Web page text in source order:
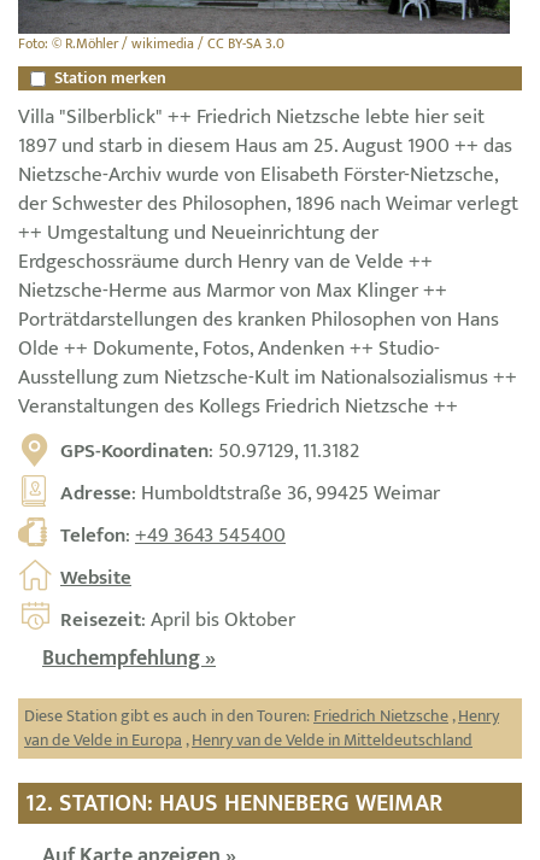
Foto: © R.Möhler / wikimedia / CC BY-SA 3.0
Station merken
Villa "Silberblick" ++ Friedrich Nietzsche lebte hier seit
1897 und starb in diesem Haus am 25. August 1900 ++ das
Nietzsche-Archiv wurde von Elisabeth Förster-Nietzsche,
der Schwester des Philosophen, 1896 nach Weimar verlegt
++ Umgestaltung und Neueinrichtung der
Erdgeschossräume durch Henry van de Velde ++
Nietzsche-Herme aus Marmor von Max Klinger ++
Porträtdarstellungen des kranken Philosophen von Hans
Olde ++ Dokumente, Fotos, Andenken ++ Studio-
Ausstellung zum Nietzsche-Kult im Nationalsozialismus ++
Veranstaltungen des Kollegs Friedrich Nietzsche ++
GPS-Koordinaten: 50.97129, 11.3182
Adresse: Humboldtstraße 36, 99425 Weimar
Telefon:+49 3643 545400
Website
Reisezeit: April bis Oktober
Buchempfehlung »
Diese Station gibt es auch in den Touren:Friedrich Nietzsche,Henry
van de Velde in Europa ,Henry van de Velde in Mitteldeutschland
12. STATION: HAUS HENNEBERG WEIMAR